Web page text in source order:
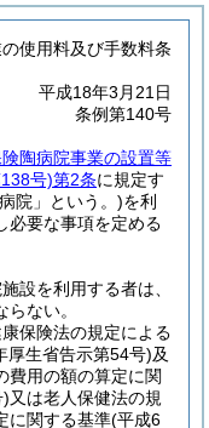
使用料及び手数料条
平成18年3月21日
条例第140号
陶病院事業の設置等
号)第2条に規定す
院」という。)を利
必要な事項を定める
設を利用する者は、
ない。
保険法の規定による
厚生省告示第54号)及
費用の額の算定に関
)又は老人保健法の規
に関する基準(平成6